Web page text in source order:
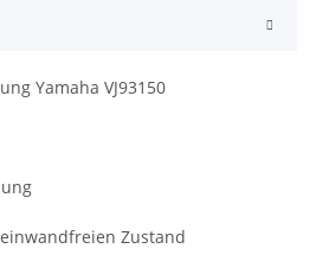
Yamaha VJ93150
Zustand